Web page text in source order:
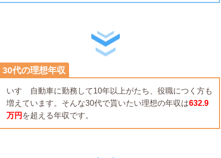
30代の理想年収
いすゞ自動車に勤務して10年以上がたち、役職につく方も
増えています。そんな30代で貰いたい理想の年収は632.9
万円 を超える年収です。